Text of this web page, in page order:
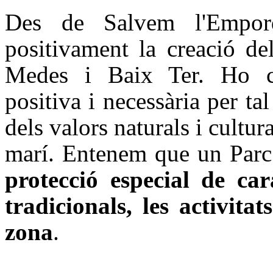
Des de Salvem
positivament la creació
Medes i Baix Ter. Ho
positiva i necessària per
dels valors naturals i
marí. Entenem que un
protecció especial de
tradicionals, les
zona.